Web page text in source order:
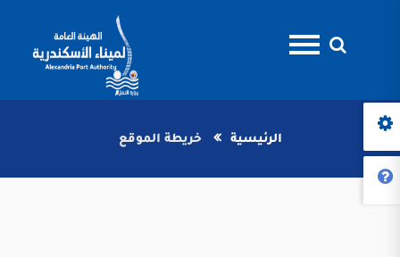
الرئيسية خريطة الموقع